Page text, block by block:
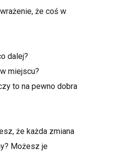
że coś w
dalej?
miejscu?
to na pewno dobra
że każda zmiana
Możesz je